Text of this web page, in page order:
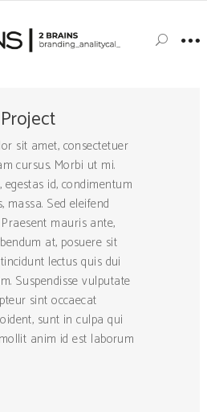
sit amet, consectetuer
cursus. Morbi ut mi.
id, condimentum
massa. Sed eleifend
mauris ante,
at, posuere sit
lectus quis dui
Suspendisse vulputate
sint occaecat
sunt in culpa qui
anim id est laborum